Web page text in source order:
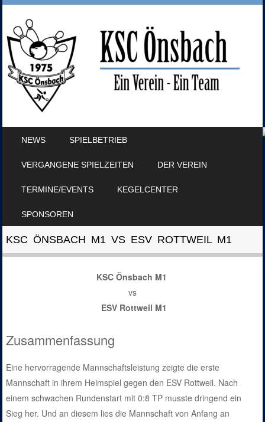
NEWS SPIELBETRIEB
VERGANGENE SPIELZEITEN DER VEREIN
TERMINE/EVENTS KEGELCENTER
SPONSOREN
KSC ÖNSBACH M1 VS ESV ROTTWEIL M1
KSC Önsbach M1
vs
ESV Rottweil M1
Zusammenfassung
Eine hervorragende Mannschaftsleistung zeigte die erste
Mannschaft in ihrem Heimspiel gegen den ESV Rottweil. Nach
einem schwachen Rundenstart mit 0:8 TP musste dringend ein
Sieg her. Und an diesem lies die Mannschaft von Anfang an